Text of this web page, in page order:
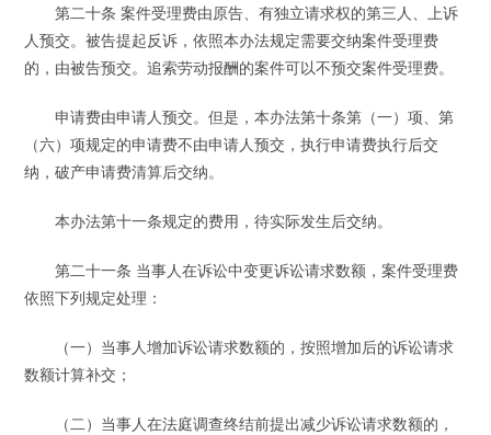
第二十条 案件受理费由原告、有独立请求权的第三人、上诉
人预交。被告提起反诉，依照本办法规定需要交纳案件受理费
的，由被告预交。追索劳动报酬的案件可以不预交案件受理费。
申请费由申请人预交。但是，本办法第十条第（一）项、第
（六）项规定的申请费不由申请人预交，执行申请费执行后交
纳，破产申请费清算后交纳。
本办法第十一条规定的费用，待实际发生后交纳。
第二十一条 当事人在诉讼中变更诉讼请求数额，案件受理费
依照下列规定处理：
（一）当事人增加诉讼请求数额的，按照增加后的诉讼请求
数额计算补交；
（二）当事人在法庭调查终结前提出减少诉讼请求数额的，